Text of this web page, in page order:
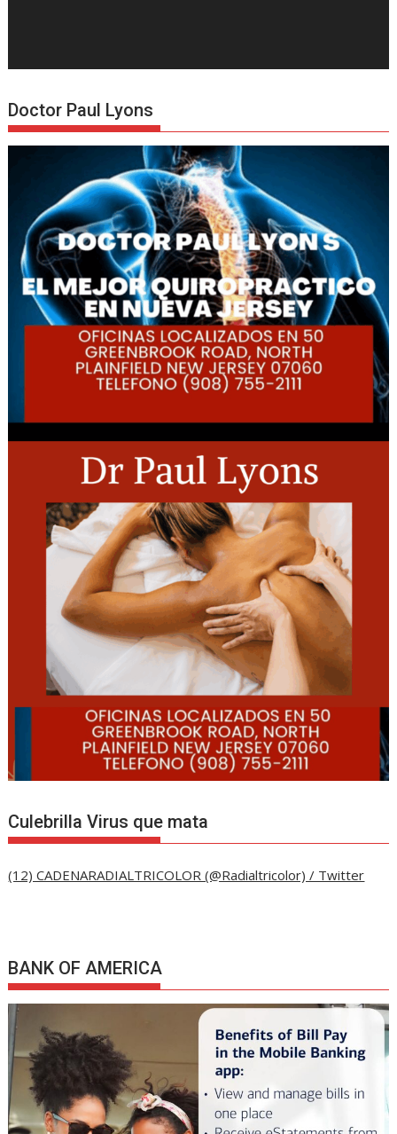
Doctor Paul Lyons
Culebrilla Virus que mata
(12) CADENARADIALTRICOLOR (@Radialtricolor) / Twitter
BANK OF AMERICA